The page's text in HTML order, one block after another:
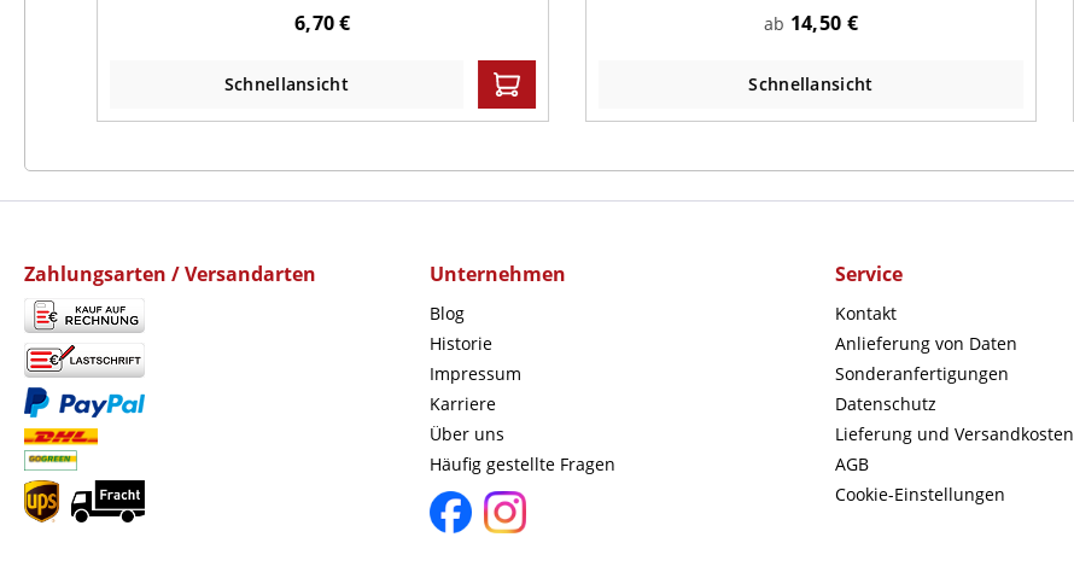
6,70 €
Schnellansicht
ab 14,50 €
Schnellansicht
Zahlungsarten / Versandarten Unternehmen
Blog
Historie
Impressum
Karriere
Über uns
Häufig gestellte Fragen
Service
Kontakt
Anlieferung von Daten
Sonderanfertigungen
Datenschutz
Lieferung und Versandkosten
AGB
Cookie-Einstellungen